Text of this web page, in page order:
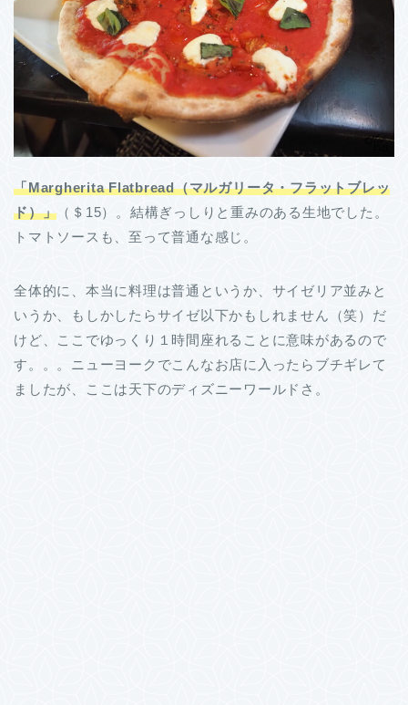
「Margherita Flatbread（マルガリータ・フラットブレッ
ド）」 （＄15）。結構ぎっしりと重みのある生地でした。
トマトソースも、至って普通な感じ。
全体的に、本当に料理は普通というか、サイゼリア並みと
いうか、もしかしたらサイゼ以下かもしれません（笑）だ
けど、ここでゆっくり１時間座れることに意味があるので
す。。。ニューヨークでこんなお店に入ったらブチギレて
ましたが、ここは天下のディズニーワールドさ。